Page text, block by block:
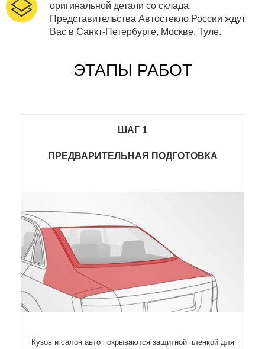
оригинальной детали со склада.
Представительства Автостекло России ждут
Вас в Санкт-Петербурге, Москве, Туле.
ЭТАПЫ РАБОТ
ШАГ 1
ПРЕДВАРИТЕЛЬНАЯ ПОДГОТОВКА
Кузов и салон авто покрываются защитной пленкой для